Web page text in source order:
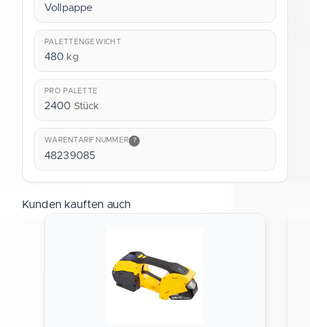
Vollpappe
PALETTENGEWICHT
480 kg
PRO PALETTE
2400 Stück
WARENTARIFNUMMER ?
48239085
Kunden kauften auch